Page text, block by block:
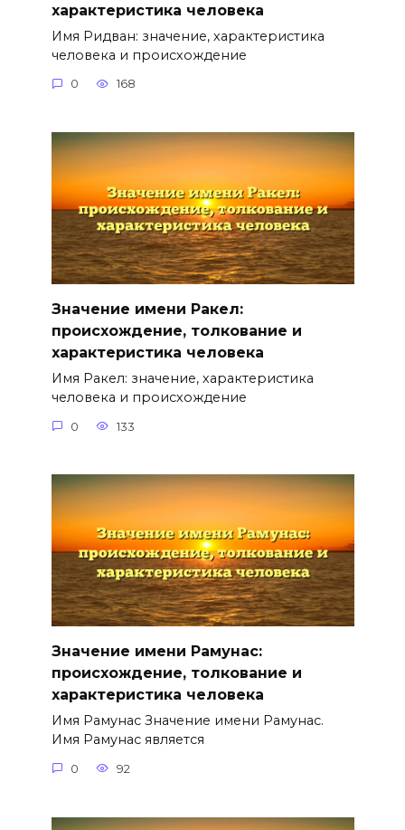
характеристика человека
Имя Ридван: значение, характеристика
человека и происхождение
0 168
Значение имени Ракел:
происхождение, толкование и
характеристика человека
Имя Ракел: значение, характеристика
человека и происхождение
0 133
Значение имени Рамунас:
происхождение, толкование и
характеристика человека
Имя Рамунас Значение имени Рамунас.
Имя Рамунас является
0 92